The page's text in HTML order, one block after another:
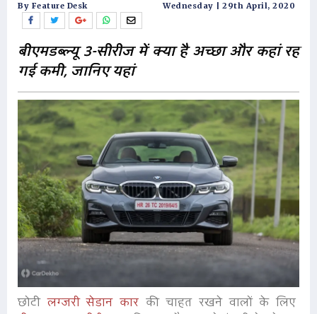
By Feature Desk Wednesday | 29th April, 2020
बीएमडब्ल्यू 3-सीरीज में क्या है अच्छा और कहां रह
गई कमी, जानिए यहां
छोटीलग्जरी सेडान कार की चाहत रखने वालों के लिए